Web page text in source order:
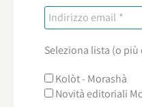
Seleziona lista (o più
Kolòt - Morashà
Novità editoriali